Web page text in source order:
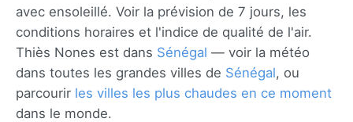
avec ensoleillé. Voir la prévision de 7 jours, les
conditions horaires et l'indice de qualité de l'air.
Thiès Nones est dans Sénégal — voir la météo
dans toutes les grandes villes de Sénégal, ou
parcourir les villes les plus chaudes en ce moment
dans le monde.